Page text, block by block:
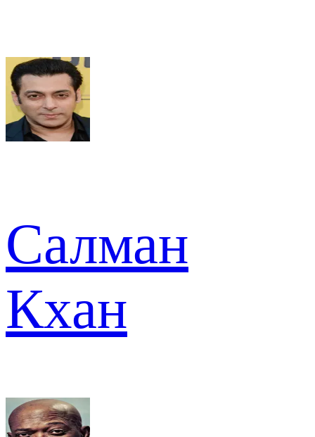
Салман
Кхан